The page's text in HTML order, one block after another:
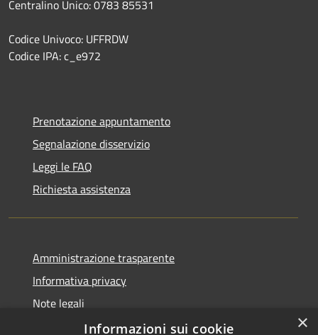
Centralino Unico: 0783 85531
Codice Univoco: UFFRDW
Codice IPA: c_e972
Prenotazione appuntamento
Segnalazione disservizio
Leggi le FAQ
Richiesta assistenza
Amministrazione trasparente
Informativa privacy
Note legali
Dichiarazione di accessibilità
×
Informazioni sui cookie